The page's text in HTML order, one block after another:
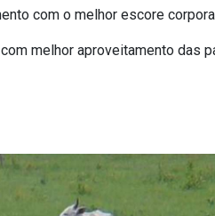
com o melhor escore
melhor aproveitamento das